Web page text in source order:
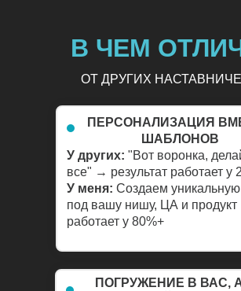
В ЧЕМ
ОТ ДРУГИХ
ПЕРСОНАЛИЗАЦИЯ
ШАБЛОНОВ
У других: "Вот воронка,
все" → результат работает у
У меня: Создаем
под вашу нишу, ЦА и
работает у 80%+
ПОГРУЖЕНИЕ В ВАС,